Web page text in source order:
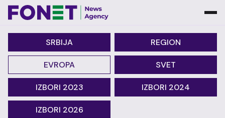
SRBIJA REGION
EVROPA SVET
IZBORI 2023 IZBORI 2024
IZBORI 2026